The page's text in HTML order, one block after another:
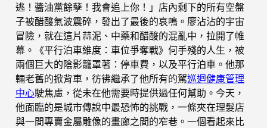
逃！醬油黨餘孽！我會追上你！」店內剩下的所有空盤
子被醋酸氣波震碎，發出了最後的哀鳴。廖沾沾的宇宙
冒險，就在這片蒜泥、中藥和醋酸的混亂中，拉開了帷
幕。《平行泊車維度：車位爭奪戰》何手殘的人生，被
兩個巨大的陰影籠罩著：停車費，以及平行泊車。他那
輛老舊的掀背車，彷彿繼承了他所有的駕巡迴健康管理
中心駛焦慮，從未在他需要時提供過任何幫助。今天，
他面臨的是城市傳說中最恐怖的挑戰，一條夾在理髮店
與一間專賣金屬雕像的畫廊之間的窄巷。一個看起來比